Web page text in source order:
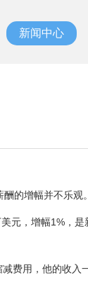
新闻中心
的增幅并不乐观。
元，增幅1%，是
费用，他的收入